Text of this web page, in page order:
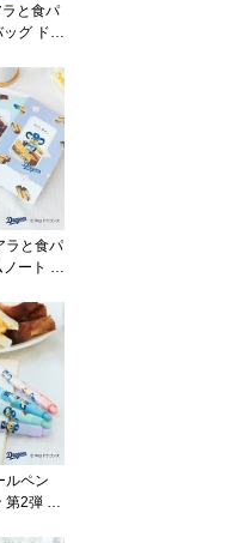
ラと食パ
グ ドラ
ンス商
ラゴン
ャラク
りたた
袋型 総
ラと食パ
ート ド
センス
ドラゴ
キャラ
方眼ノ
文具
ルペン
第2弾 ボ
ズ承認